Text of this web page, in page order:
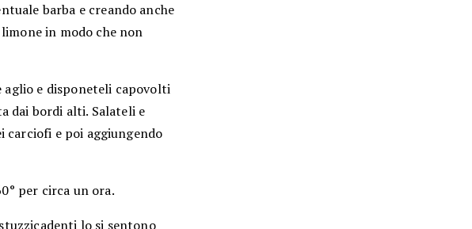
barba e creando anche
in modo che non
e disponeteli capovolti
dai bordi alti. Salateli e
carciofi e poi aggiungendo
per circa un ora.
lo si sentono